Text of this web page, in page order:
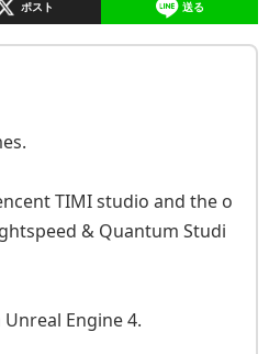
ポスト 送る
TIMI studio and the o
& Quantum Studi
Engine 4.